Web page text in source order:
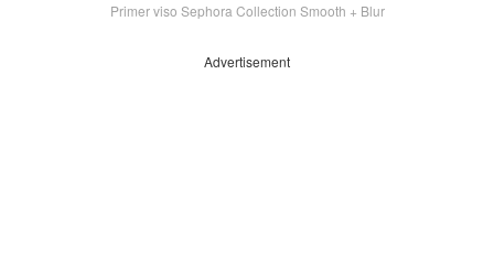
Primer viso Sephora Collection Smooth + Blur
Advertisement